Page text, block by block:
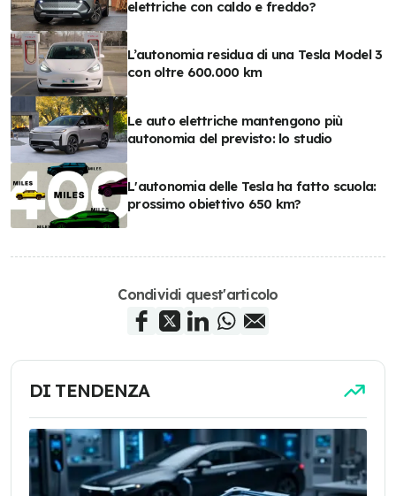
elettriche con caldo e freddo?
L’autonomia residua di una Tesla Model 3
con oltre 600.000 km
Le auto elettriche mantengono più
autonomia del previsto: lo studio
L'autonomia delle Tesla ha fatto scuola:
prossimo obiettivo 650 km?
Condividi quest'articolo
DI TENDENZA